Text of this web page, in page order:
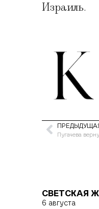
Израиль.
Пугачева
СВЕТСКАЯ
6 августа